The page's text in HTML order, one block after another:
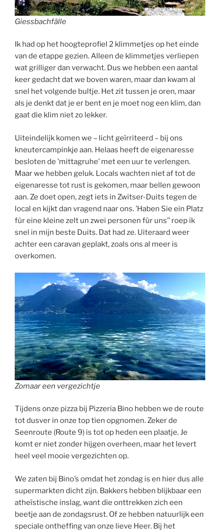
Giessbachfälle
Ik had op het hoogteprofiel 2 klimmetjes op het einde
van de etappe gezien. Alleen de klimmetjes verliepen
wat grilliger dan verwacht. Dus we hebben een aantal
keer gedacht dat we boven waren, maar dan kwam al
snel het volgende bultje. Het zit tussen je oren, maar
als je denkt dat je er bent en je moet nog een klim, dan
gaat die klim niet zo lekker.
Uiteindelijk komen we – licht geïrriteerd – bij ons
kneutercampinkje aan. Helaas heeft de eigenaresse
besloten de ’mittagruhe’ met een uur te verlengen.
Maar we hebben geluk. Locals wachten niet af tot de
eigenaresse tot rust is gekomen, maar bellen gewoon
aan. Ze doet open, zegt iets in Zwitser-Duits tegen de
local en kijkt dan vragend naar ons. ’Haben Sie ein Platz
für eine kleine zelt un zwei personen für uns’’ roep ik
snel in mijn beste Duits. Dat had ze. Uiteraard weer
achter een caravan geplakt, zoals ons al meer is
overkomen.
Zomaar een vergezichtje
Tijdens onze pizza bij Pizzeria Bino hebben we de route
tot dusver in onze top tien opgnomen. Zeker de
Seenroute (Route 9) is tot op heden een plaatje. Je
komt er niet zonder hijgen overheen, maar het levert
heel veel mooie vergezichten op.
We zaten bij Bino’s omdat het zondag is en hier dus alle
supermarkten dicht zijn. Bakkers hebben blijkbaar een
atheïstische inslag, want die onttrekken zich een
beetje aan de zondagsrust. Of ze hebben natuurlijk een
speciale ontheffing van onze lieve Heer. Bij het